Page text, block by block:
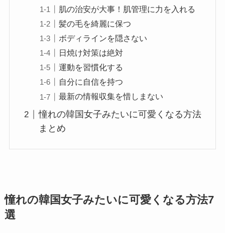
肌の治安が大事！肌管理に力を入れる
髪の毛を綺麗に保つ
ボディラインを隠さない
日焼け対策は絶対
運動を習慣化する
自分に自信を持つ
最新の情報収集を惜しまない
憧れの韓国女子みたいに可愛くなる方法
まとめ
憧れの韓国女子みたいに可愛くなる方法7
選